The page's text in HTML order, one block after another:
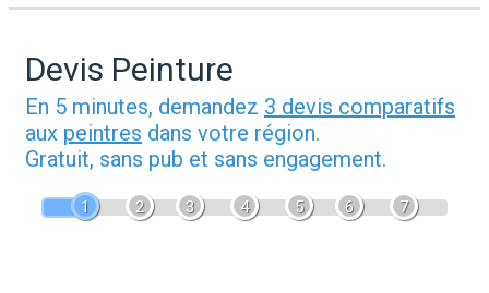
Devis Peinture
En 5 minutes, demandez 3 devis comparatifs
aux peintres dans votre région.
Gratuit, sans pub et sans engagement.
1 2 3 4 5 6 7